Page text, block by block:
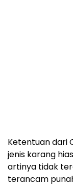
Ketentuan dari
jenis karang
artinya tidak
terancam